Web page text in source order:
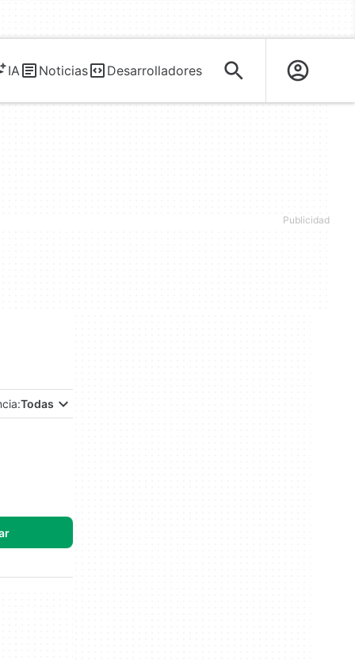
IA Noticias Desarrolladores
Todas